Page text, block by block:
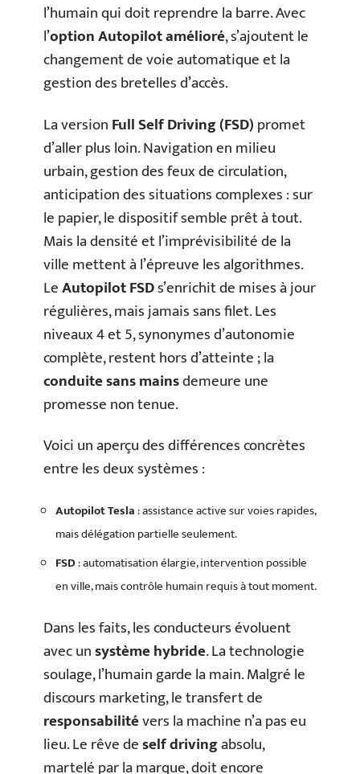
l’humain qui doit reprendre la barre. Avec
l’option Autopilot amélioré, s’ajoutent le
changement de voie automatique et la
gestion des bretelles d’accès.
La versionFull Self Driving (FSD)promet
d’aller plus loin. Navigation en milieu
urbain, gestion des feux de circulation,
anticipation des situations complexes : sur
le papier, le dispositif semble prêt à tout.
Mais la densité et l’imprévisibilité de la
ville mettent à l’épreuve les algorithmes.
LeAutopilot FSDs’enrichit de mises à jour
régulières, mais jamais sans filet. Les
niveaux 4 et 5, synonymes d’autonomie
complète, restent hors d’atteinte ; la
conduite sans mainsdemeure une
promesse non tenue.
Voici un aperçu des différences concrètes
entre les deux systèmes :
Autopilot Tesla: assistance active sur voies rapides,
mais délégation partielle seulement.
FSD: automatisation élargie, intervention possible
en ville, mais contrôle humain requis à tout moment.
Dans les faits, les conducteurs évoluent
avec unsystème hybride. La technologie
soulage, l’humain garde la main. Malgré le
discours marketing, le transfert de
responsabilitévers la machine n’a pas eu
lieu. Le rêve deself drivingabsolu,
martelé par la marque, doit encore